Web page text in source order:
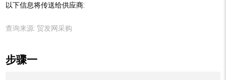
以下信息将传送给供应商:
查询来源: 贸发网采购
步骤一